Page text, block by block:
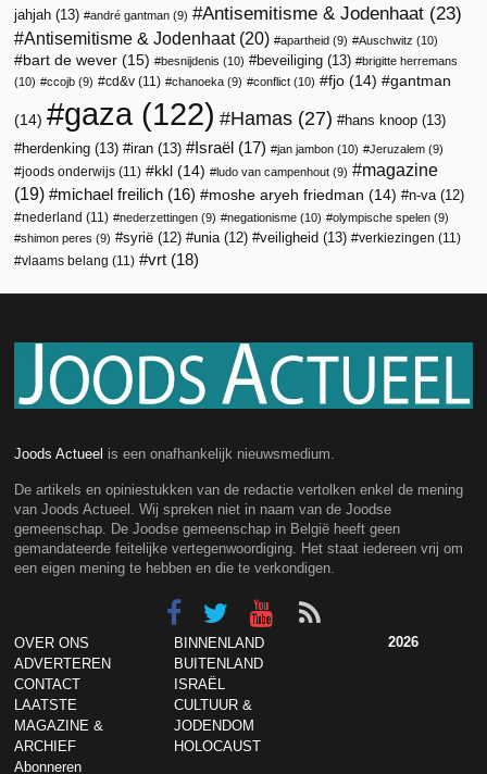
jahjah (13) andré gantman (9) Antisemitisme & Jodenhaat (23)
Antisemitisme & Jodenhaat(20) apartheid (9) Auschwitz (10)
bart de wever (15) besnijdenis (10) beveiliging (13)
brigitte herremans
(10)
ccojb (9) cd&v (11) chanoeka (9) conflict (10) fjo (14) gantman
(14) gaza(122) Hamas (27) hans knoop (13)
herdenking (13) iran (13) Israël (17) jan jambon (10) Jeruzalem (9)
joods onderwijs (11) kkl (14) ludo van campenhout (9)
magazine
(19)
michael freilich (16) moshe aryeh friedman (14) n-va(12)
nederland (11) nederzettingen (9) negationisme (10) olympische spelen (9)
shimon peres (9) syrië (12) unia(12) veiligheid (13) verkiezingen (11)
vlaams belang (11) vrt (18)
Joods Actueel is een onafhankelijk nieuwsmedium.
De artikels en opiniestukken van de redactie vertolken enkel de mening
van Joods Actueel. Wij spreken niet in naam van de Joodse
gemeenschap. De Joodse gemeenschap in België heeft geen
gemandateerde feitelijke vertegenwoordiging. Het staat iedereen vrij om
een eigen mening te hebben en die te verkondigen.
OVER ONS
ADVERTEREN
CONTACT
LAATSTE
MAGAZINE &
ARCHIEF
Abonneren
BINNENLAND
BUITENLAND
ISRAËL
CULTUUR &
JODENDOM
HOLOCAUST
2026